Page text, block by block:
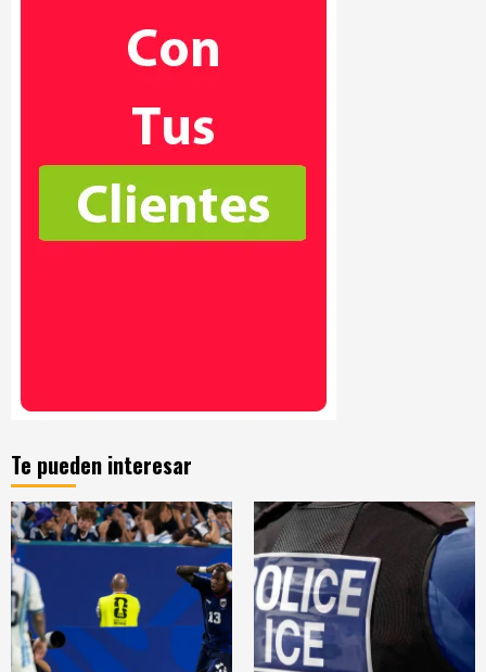
Te pueden interesar